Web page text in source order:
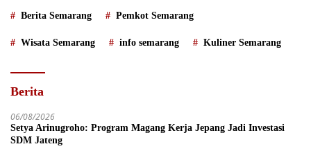
Berita Semarang Pemkot Semarang
Wisata Semarang info semarang Kuliner Semarang
Berita
06/08/2026
Setya Arinugroho: Program Magang Kerja Jepang Jadi Investasi
SDM Jateng